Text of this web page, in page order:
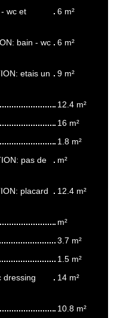
wc et
6 m²
bain - wc
6 m²
etais un
9 m²
12.4 m²
16 m²
1.8 m²
pas de
m²
placard
12.4 m²
m²
3.7 m²
1.5 m²
dressing
14 m²
10.8 m²